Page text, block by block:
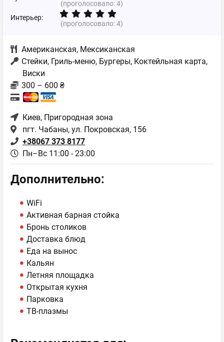
(проголосовало:4)
Интерьер:
(проголосовало:4)
Американская, Мексиканская
Стейки, Гриль-меню, Бургеры, Коктейльная карта,
Виски
300 – 600 ₴
Киев, Пригородная зона
пгт. Чабаны, ул. Покровская, 156
+38067 373 8177
Пн–Вс 11:00 - 23:00
Дополнительно:
WiFi
Активная барная стойка
Бронь столиков
Доставка блюд
Еда на вынос
Кальян
Летняя площадка
Открытая кухня
Парковка
ТВ-плазмы